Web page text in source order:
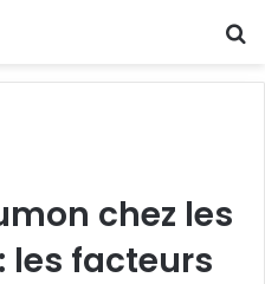
chez les
facteurs